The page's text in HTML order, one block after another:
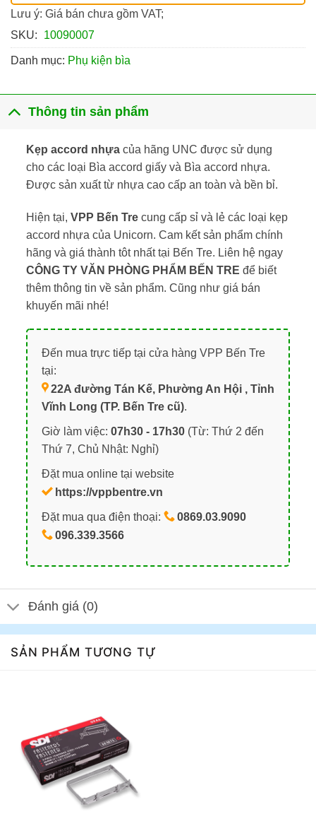
Lưu ý: Giá bán chưa gồm VAT;
SKU:
10090007
Danh mục: Phụ kiện bìa
Thông tin sản phẩm
Kẹp accord nhựacủa hãng UNC được sử dụng
cho các loại Bìa accord giấyvà Bìa accord nhựa.
Được sản xuất từ nhựa cao cấp an toàn và bền bỉ.
Hiện tại, VPP Bến Trecung cấp sỉ và lẻ các loại kẹp
accord nhựa của Unicorn. Cam kết sản phẩm chính
hãng và giá thành tôt nhất tại Bến Tre. Liên hệ ngay
CÔNG TY VĂN PHÒNG PHẨM BẾN TRE để biết
thêm thông tin về sản phẩm. Cũng như giá bán
khuyến mãi nhé!
Đến mua trực tiếp tại cửa hàng VPP Bến Tre
tại:
22A đường Tán Kế, Phường An Hội , Tỉnh
Vĩnh Long (TP. Bến Tre cũ).
Giờ làm việc: 07h30 - 17h30(Từ: Thứ 2 đến
Thứ 7, Chủ Nhật: Nghỉ)
Đặt mua online tại website
https://vppbentre.vn
Đặt mua qua điện thoại:
0869.03.9090
096.339.3566
Đánh giá (0)
SẢN PHẨM TƯƠNG TỰ